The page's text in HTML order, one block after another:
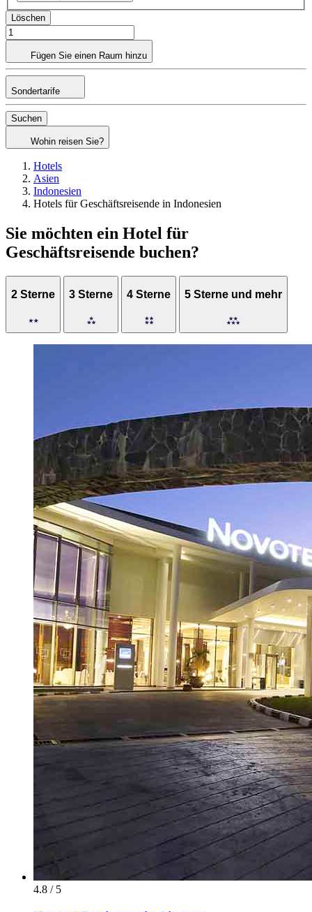
Löschen
Fügen Sie einen Raum hinzu
Sondertarife
Suchen
Wohin reisen Sie?
Hotels
Asien
Indonesien
Hotels für Geschäftsreisende in Indonesien
Sie möchten ein Hotel für
Geschäftsreisende buchen?
2 Sterne 3 Sterne 4 Sterne 5 Sterne und mehr
4.8 / 5